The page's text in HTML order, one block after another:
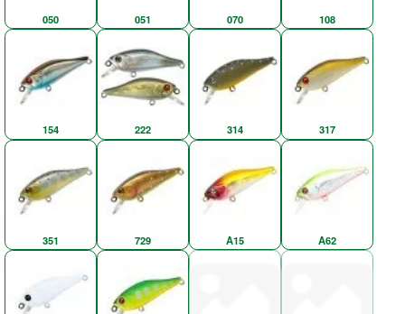
050 051 070 108
154 222 314 317
351 729 A15 A62